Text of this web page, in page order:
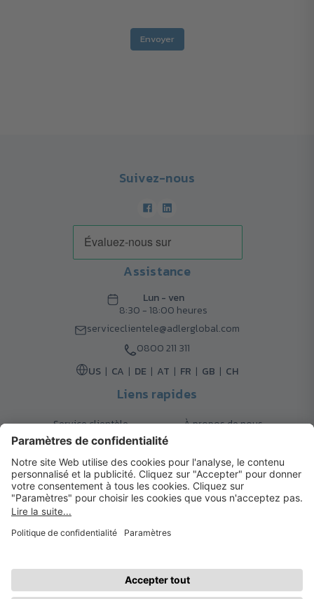
Envoyer
Suivez-nous
Assistance
Lun - ven
8:30 - 18:00 heures
serviceclientele@adlerglobal.com
0800 211 311
US
CA DE AT FR GB CH
Liens rapides
Service clientèle
À propos de nous
Retours
Contact
FAQ
Garanties
Mode de paiement
Magazine
Mentions légales
© 2026 Cadeaux d’Affaires ADLER
| Politique de Confidentialité